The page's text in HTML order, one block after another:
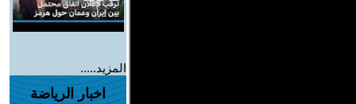
المزيد.....
اخبار الرياضة